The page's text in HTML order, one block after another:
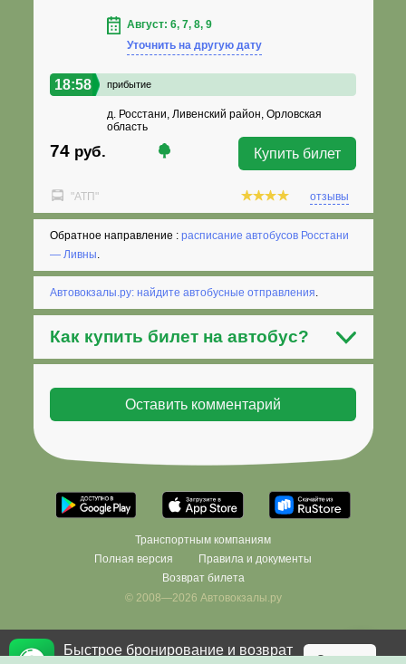
Август: 6, 7, 8, 9
Уточнить на другую дату
18:58 прибытие
д. Росстани, Ливенский район, Орловская
область
74 руб. Купить билет
"АТП" отзывы
Обратное направление :расписание автобусов Росстани
— Ливны
Автовокзалы.ру: найдите автобусные отправления
Как купить билет на автобус?
Фильтровать
Транспортным компаниям
Полная версия
Правила и документы
Возврат билета
© 2008—2026 Автовокзалы.ру
Быстрое бронирование и возврат